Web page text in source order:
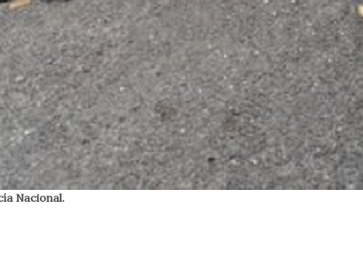
Nacional.